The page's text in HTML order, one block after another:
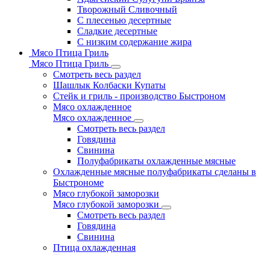
Творожный Сливочный
С плесенью десертные
Сладкие десертные
С низким содержание жира
Мясо Птица Гриль
Мясо Птица Гриль
Смотреть весь раздел
Шашлык Колбаски Купаты
Стейк и гриль - производство Быстроном
Мясо охлажденное
Мясо охлажденное
Смотреть весь раздел
Говядина
Свинина
Полуфабрикаты охлажденные мясные
Охлажденные мясные полуфабрикаты сделаны в
Быстрономе
Мясо глубокой заморозки
Мясо глубокой заморозки
Смотреть весь раздел
Говядина
Свинина
Птица охлажденная